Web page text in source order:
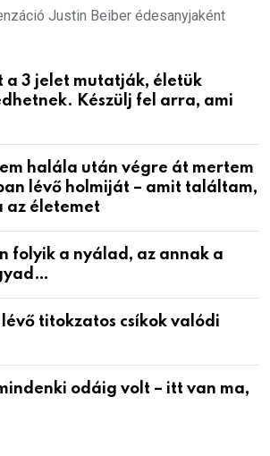
Justin Beiber édesanyjaként
a 3 jelet mutatják, életük
Készülj fel arra, ami
halála után végre át mertem
lévő holmiját – amit találtam,
az életemet
folyik a nyálad, az annak a
titokzatos csíkok valódi
odáig volt – itt van ma,